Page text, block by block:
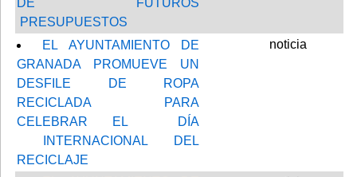
PRESUPUESTOS
EL AYUNTAMIENTO DE
GRANADA PROMUEVE UN
DESFILE DE ROPA
RECICLADA PARA
CELEBRAR EL DÍA
INTERNACIONAL DEL
RECICLAJE
noticia